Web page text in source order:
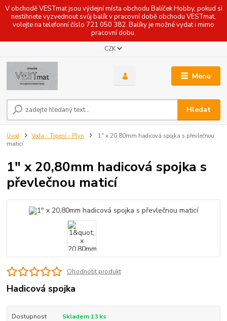
V obchodě VESTmat jsou výdejní místa obchodu Balíček Hobby, pokud si
nestihnete vyzvednout svůj balík v pracovní době obchodu VESTmat,
volejte na telefonní číslo 721 050 382. Balíky je možné vydat i mimo
pracovní dobu.
Menu
CZK
Hledat
Úvod Voda - Topení - Plyn
1" x 20,80mm hadicová spojka s převlečnou
maticí
1" x 20,80mm hadicová spojka s
převlečnou maticí
Ohodnotit produkt
Hadicová spojka
Dostupnost Skladem 13 ks